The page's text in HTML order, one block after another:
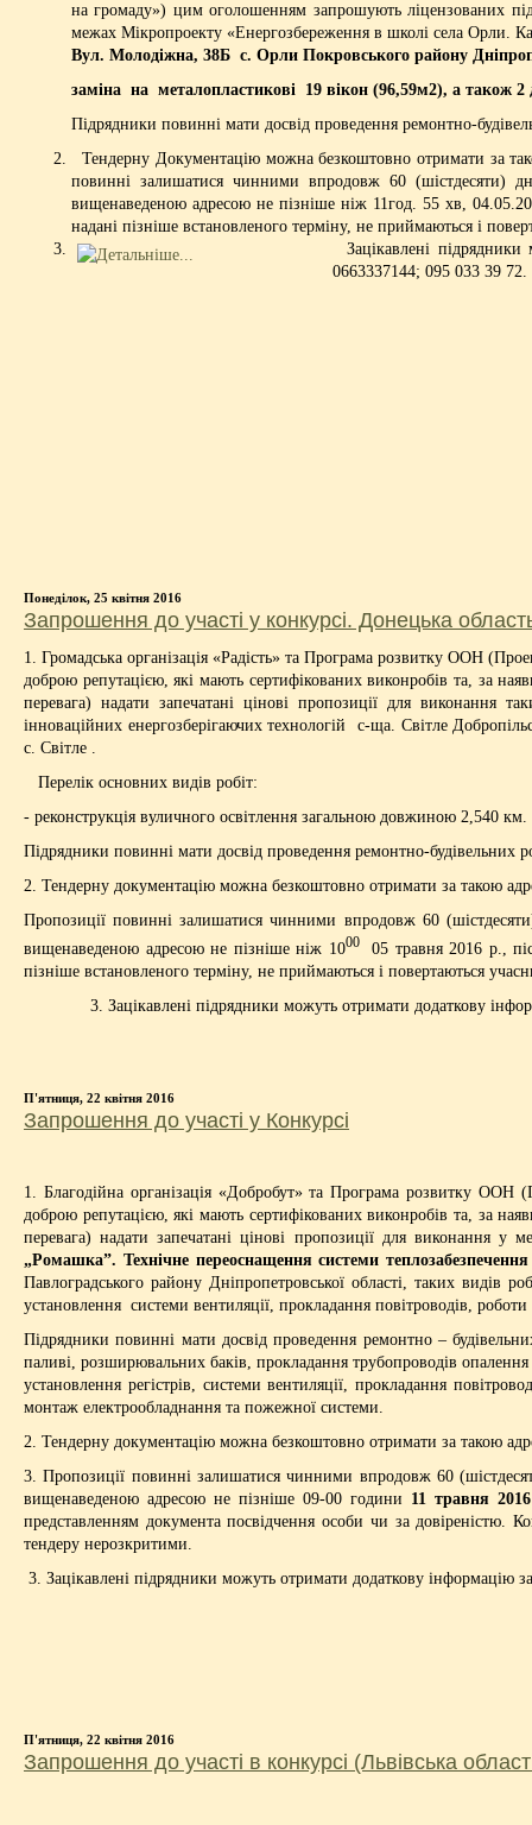
на громаду») цим оголошенням запрошують ліцензованих
межах Мікропроекту «Енергозбереження в школі села Орли.
Вул. Молодіжна, 38Б с. Орли Покровського району
заміна на металопластикові 19 вікон (96,59м2), а також
Підрядники повинні мати досвід проведення ремонтно-
Тендерну Документацію можна безкоштовно отримати за
повинні залишатися чинними впродовж 60 (шістдесяти)
вищенаведеною адресою не пізніше ніж 11год. 55 хв,
надані пізніше встановленого терміну, не приймаються і
Зацікавлені
0663337144; 095 033 39 72.
Понеділок, 25 квітня 2016
Запрошення до участі у конкурсі. Донецька
1. Громадська організація «Радість» та Програма розвитку ООН
доброю репутацією, які мають сертифікованих виконробів та, за
перевага) надати запечатані цінові пропозиції для виконання
інноваційних енергозберігаючих технологій с-ща. Світле
с. Світле .
Перелік основних видів робіт:
- реконструкція вуличного освітлення загальною довжиною 2,540 км.
Підрядники повинні мати досвід проведення ремонтно-будівельних
2. Тендерну документацію можна безкоштовно отримати за такою
Пропозиції повинні залишатися чинними впродовж 60
вищенаведеною адресою не пізніше ніж 1000
05 травня 2016 р.,
пізніше встановленого терміну, не приймаються і повертаються
3. Зацікавлені підрядники можуть отримати додаткову
П'ятниця, 22 квітня 2016
Запрошення до участі у Конкурсі
1. Благодійна організація «Добробут» та Програма розвитку
доброю репутацією, які мають сертифікованих виконробів та, за
перевага) надати запечатані цінові пропозиції для виконання у
„Ромашка”. Технічне переоснащення системи
Павлоградського району Дніпропетровської області, таких видів
установлення системи вентиляції, прокладання повітроводів,
Підрядники повинні мати досвід проведення ремонтно –
паливі, розширювальних баків, прокладання трубопроводів
установлення регістрів, системи вентиляції, прокладання
монтаж електрообладнання та пожежної системи.
2. Тендерну документацію можна безкоштовно отримати за такою
3. Пропозиції повинні залишатися чинними впродовж 60
вищенаведеною адресою не пізніше 09-00 години 11 травня
представленням документа посвідчення особи чи за довіреністю.
тендеру нерозкритими.
3. Зацікавлені підрядники можуть отримати додаткову
П'ятниця, 22 квітня 2016
Запрошення до участі в конкурсі (Львівська